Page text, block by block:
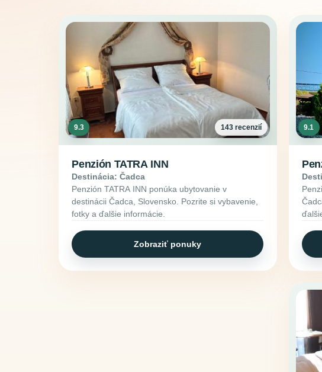
9.3 143 recenzií
Penzión TATRA INN
Destinácia: Čadca
Penzión TATRA INN ponúka ubytovanie v
destinácii Čadca, Slovensko. Pozrite si vybavenie,
fotky a ďalšie informácie.
Zobraziť ponuky
9.1